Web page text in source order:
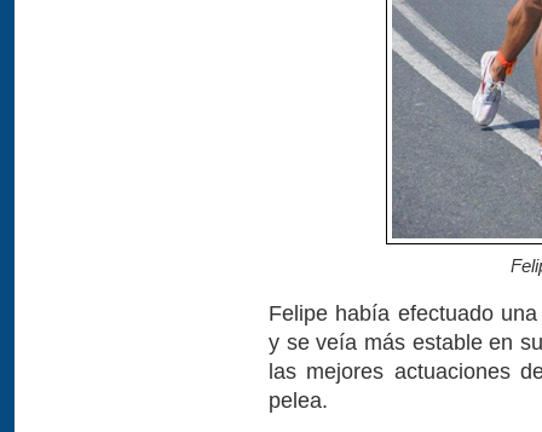
Felipe había efectuado
y se veía más estable en
las mejores actuaciones
pelea.